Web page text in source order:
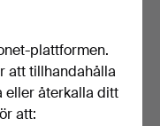
plattformen.
att tillhandahålla
eller återkalla ditt
att: